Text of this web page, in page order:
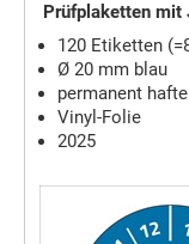
Prüfplaketten mit
120 Etiketten
Ø 20 mm blau
permanent
Vinyl-Folie
2025